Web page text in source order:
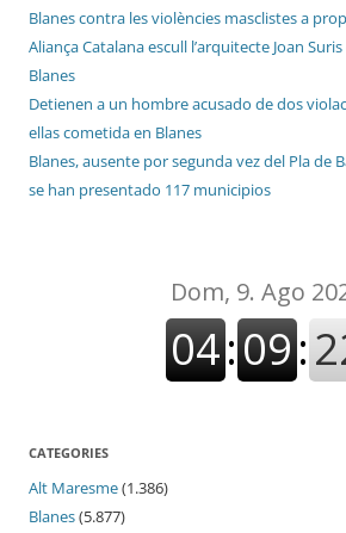
Blanes contra les violències masclistes a
Aliança Catalana escull l’arquitecte Joan
Blanes
Detienen a un hombre acusado de dos
ellas cometida en Blanes
Blanes, ausente por segunda vez del Pla de
se han presentado 117 municipios
CATEGORIES
Alt Maresme(1.386)
Blanes(5.877)